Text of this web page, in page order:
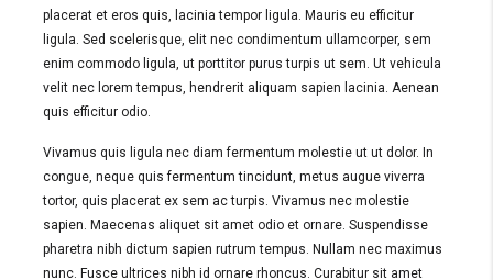
placerat et eros quis, lacinia tempor ligula. Mauris eu efficitur
ligula. Sed scelerisque, elit nec condimentum ullamcorper, sem
enim commodo ligula, ut porttitor purus turpis ut sem. Ut vehicula
velit nec lorem tempus, hendrerit aliquam sapien lacinia. Aenean
quis efficitur odio.
Vivamus quis ligula nec diam fermentum molestie ut ut dolor. In
congue, neque quis fermentum tincidunt, metus augue viverra
tortor, quis placerat ex sem ac turpis. Vivamus nec molestie
sapien. Maecenas aliquet sit amet odio et ornare. Suspendisse
pharetra nibh dictum sapien rutrum tempus. Nullam nec maximus
nunc. Fusce ultrices nibh id ornare rhoncus. Curabitur sit amet